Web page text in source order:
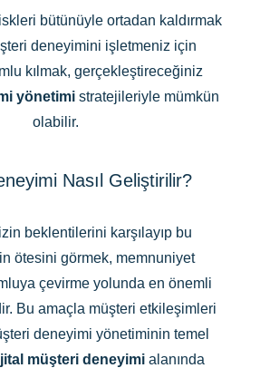
bütünüyle ortadan kaldırmak
deneyimini işletmeniz için
kılmak, gerçekleştireceğiniz
yönetimi stratejileriyle mümkün
olabilir.
Nasıl Geliştirilir?
beklentilerini karşılayıp bu
ötesini görmek, memnuniyet
çevirme yolunda en önemli
Bu amaçla müşteri etkileşimleri
deneyimi yönetiminin temel
müşteri deneyimi alanında